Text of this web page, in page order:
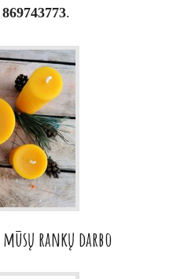
869743773.
rankų darbo